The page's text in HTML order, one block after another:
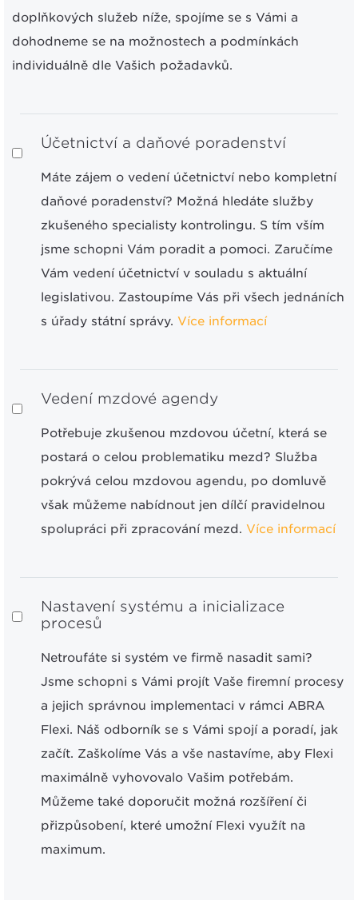
doplňkových služeb níže, spojíme se s Vámi a
dohodneme se na možnostech a podmínkách
individuálně dle Vašich požadavků.
Účetnictví a daňové poradenství
Máte zájem o vedení účetnictví nebo kompletní
daňové poradenství? Možná hledáte služby
zkušeného specialisty kontrolingu. S tím vším
jsme schopni Vám poradit a pomoci. Zaručíme
Vám vedení účetnictví v souladu s aktuální
legislativou. Zastoupíme Vás při všech jednáních
s úřady státní správy. Více informací
Vedení mzdové agendy
Potřebuje zkušenou mzdovou účetní, která se
postará o celou problematiku mezd? Služba
pokrývá celou mzdovou agendu, po domluvě
však můžeme nabídnout jen dílčí pravidelnou
spolupráci při zpracování mezd. Více informací
Nastavení systému a inicializace
procesů
Netroufáte si systém ve firmě nasadit sami?
Jsme schopni s Vámi projít Vaše firemní procesy
a jejich správnou implementaci v rámci ABRA
Flexi. Náš odborník se s Vámi spojí a poradí, jak
začít. Zaškolíme Vás a vše nastavíme, aby Flexi
maximálně vyhovovalo Vašim potřebám.
Můžeme také doporučit možná rozšíření či
přizpůsobení, které umožní Flexi využít na
maximum.